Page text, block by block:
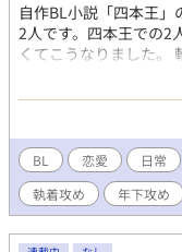
自作BL小説「四本王
2人です。四本王での2
くてこうなりました。
す。 四本王本編小説
さい。
https://
BL 恋愛 日常
執着攻め
年下攻め